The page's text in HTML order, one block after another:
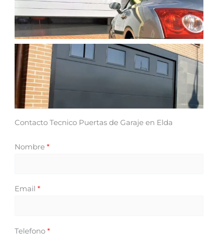
Contacto Tecnico Puertas de Garaje en Elda
Nombre *
Email *
Telefono *